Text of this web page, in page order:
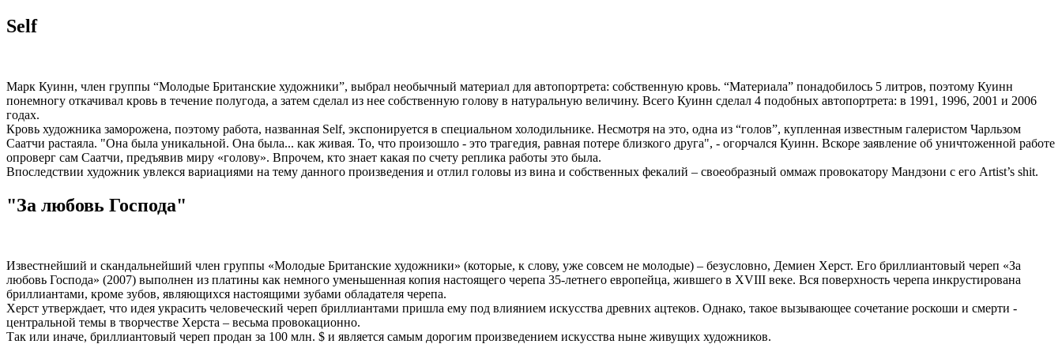
Self
Марк Куинн, член группы “Молодые Британские художники”, выбрал необычный материал для автопортрета: собственную кровь. “Материала” понадобилось 5 литров, поэтому Куинн
понемногу откачивал кровь в течение полугода, а затем сделал из нее собственную голову в натуральную величину. Всего Куинн сделал 4 подобных автопортрета: в 1991, 1996, 2001 и 2006
годах.
Кровь художника заморожена, поэтому работа, названная Self, экспонируется в специальном холодильнике. Несмотря на это, одна из “голов”, купленная известным галеристом Чарльзом
Саатчи растаяла. "Она была уникальной. Она была... как живая. То, что произошло - это трагедия, равная потере близкого друга", - огорчался Куинн. Вскоре заявление об уничтоженной работе
опроверг сам Саатчи, предъявив миру «голову». Впрочем, кто знает какая по счету реплика работы это была.
Впоследствии художник увлекся вариациями на тему данного произведения и отлил головы из вина и собственных фекалий – своеобразный оммаж провокатору Мандзони с его Artist’s shit.
"За любовь Господа"
Известнейший и скандальнейший член группы «Молодые Британские художники» (которые, к слову, уже совсем не молодые) – безусловно, Демиен Херст. Его бриллиантовый череп «За
любовь Господа» (2007) выполнен из платины как немного уменьшенная копия настоящего черепа 35-летнего европейца, жившего в XVIII веке. Вся поверхность черепа инкрустирована
бриллиантами, кроме зубов, являющихся настоящими зубами обладателя черепа.
Херст утверждает, что идея украсить человеческий череп бриллиантами пришла ему под влиянием искусства древних ацтеков. Однако, такое вызывающее сочетание роскоши и смерти -
центральной темы в творчестве Херста – весьма провокационно.
Так или иначе, бриллиантовый череп продан за 100 млн. $ и является самым дорогим произведением искусства ныне живущих художников.